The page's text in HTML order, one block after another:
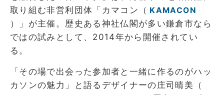
取り組む非営利団体「カマコン（ KAMACON
）」が主催。歴史ある神社仏閣が多い鎌倉市なら
ではの試みとして、2014年から開催されてい
る。
「その場で出会った参加者と一緒に作るのがハッ
カソンの魅力」と語るデザイナーの庄司晴美（